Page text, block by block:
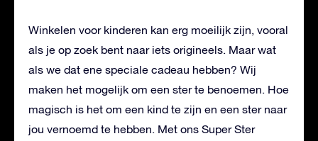
Winkelen voor kinderen kan erg moeilijk zijn, vooral
als je op zoek bent naar iets origineels. Maar wat
als we dat ene speciale cadeau hebben? Wij
maken het mogelijk om een ster te benoemen. Hoe
magisch is het om een kind te zijn en een ster naar
jou vernoemd te hebben. Met ons Super Ster